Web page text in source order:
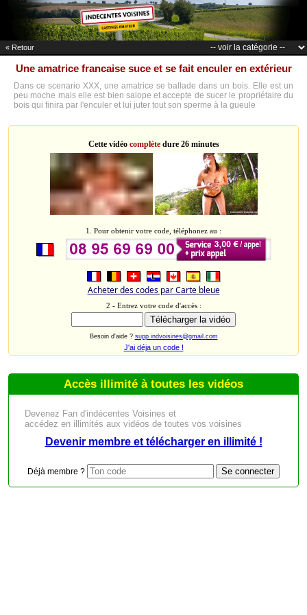
« Retour
Une amatrice francaise suce et se fait enculer en extérieur
Dans ce scenario XXX, une amatrice se ballade dans un bois. Elle est un
peu moche mais elle est bien salope et accepte de sucer le propriétaire du
bois qui finira par l'enculer et lui juter tout son sperme à la gueule
Cette vidéo complètedure 26 minutes
1. Pour obtenir votre code, téléphonez au :
Acheter des codes par Carte bleue
2 - Entrez votre code d'accès :
Besoin d'aide ? supp.indvoisines@gmail.com
J'ai déja un code !
Accès illimité à toutes les vidéos
Devenez Fan d'indécentes Voisines et
accédez en illimités aux vidéos de toutes vos voisines
Devenir membre et télécharger en illimité !
Déjà membre ?